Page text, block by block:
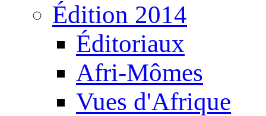
Édition 2014
Éditoriaux
Afri-Mômes
Vues d'Afrique